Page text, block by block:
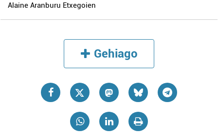
Alaine Aranburu Etxegoien
Gehiago